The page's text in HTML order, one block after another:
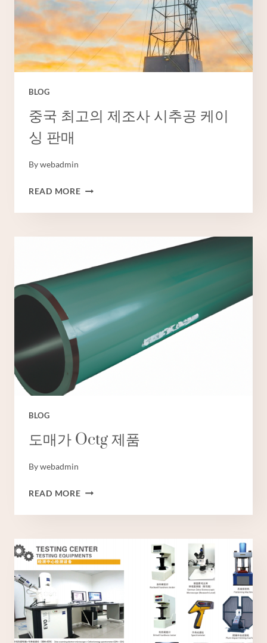
프
석
유
시
추
BLOG
중국 최고의 제조사 시추공 케이
싱 판매
Bywebadmin
READ MORE중
최
조
사
공
케
판
BLOG
도매가 Octg 제품
Bywebadmin
READ MORE도
가
제
품